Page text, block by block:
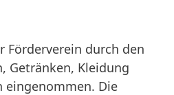
Förderverein durch den
Getränken, Kleidung
eingenommen. Die